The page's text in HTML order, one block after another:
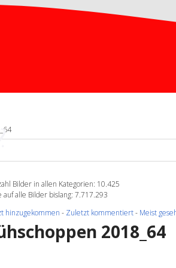
Bilder in allen Kategorien: 10.425
auf alle Bilder bislang: 7.717.293
hinzugekommen - Zuletzt kommentiert- Meist
2018_64